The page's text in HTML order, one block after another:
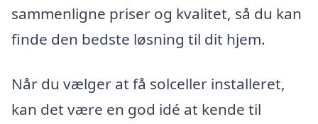
sammenligne priser og kvalitet, så du kan
finde den bedste løsning til dit hjem.
Når du vælger at få solceller installeret,
kan det være en god idé at kende til